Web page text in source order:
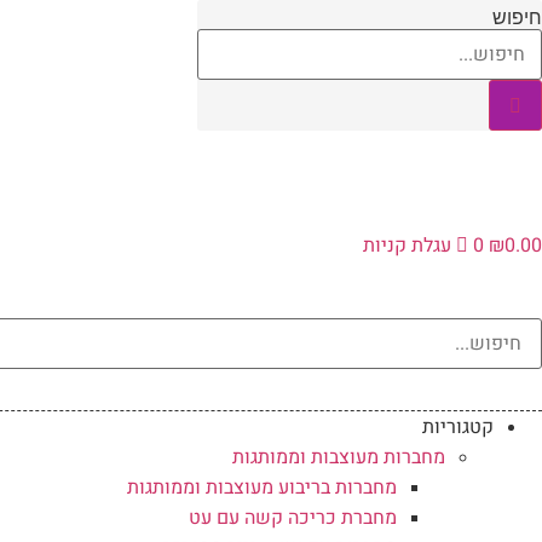
דלג
לתוכן
חיפוש
₪0.00
0 עגלת קניות
קטגוריות
מחברות מעוצבות וממותגות
מחברות בריבוע מעוצבות וממותגות
מחברת כריכה קשה עם עט